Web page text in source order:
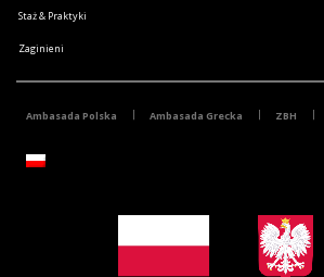
Staż & Praktyki
Zaginieni
Ambasada Polska Ambasada Grecka ZBH